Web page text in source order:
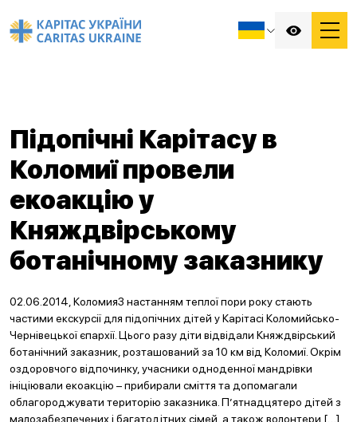
Підопічні Карітасу в
Коломиї провели
екоакцію у
Княждвірському
ботанічному заказнику
02.06.2014, КоломияЗ настанням теплої пори року стають
частими екскурсії для підопічних дітей у Карітасі Коломийсько-
Чернівецької єпархії. Цього разу діти відвідали Княждвірський
ботанічний заказник, розташований за 10 км від Коломиї. Окрім
оздоровчого відпочинку, учасники одноденної мандрівки
ініціювали екоакцію – прибирали сміття та допомагали
облагороджувати територію заказника. П’ятнадцятеро дітей з
малозабезпечених і багатодітних сімей, а також волонтери […]